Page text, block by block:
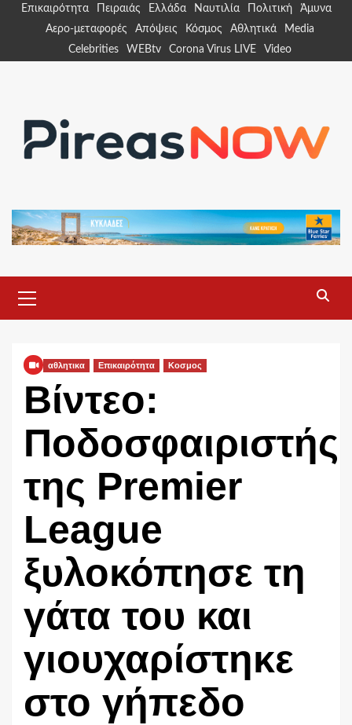
Επικαιρότητα Πειραιάς Ελλάδα Ναυτιλία Πολιτική
Άμυνα
Αερο-μεταφορές
Απόψεις Κόσμος Αθλητικά
Media
Celebrities
WEBtv Corona Virus LIVE Video
Menu
αθλητικα Επικαιρότητα Κοσμος
Βίντεο:
Ποδοσφαιριστής
της Premier
League
ξυλοκόπησε τη
γάτα του και
γιουχαρίστηκε
στο γήπεδο